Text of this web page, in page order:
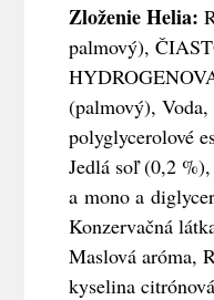
Zloženie Helia:
palmový),
(palmový),
polyglycerolové
Jedlá soľ (0,2
a mono a
Konzervačná
Maslová aróma,
kyselina